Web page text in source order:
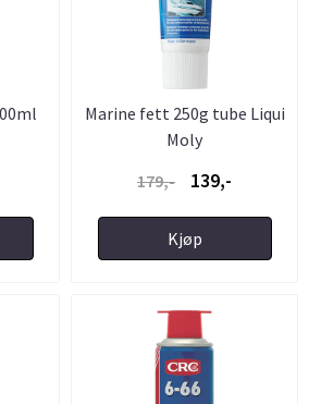
Marine fett 250g tube Liqui
Moly
179,-
139,-
Kjøp